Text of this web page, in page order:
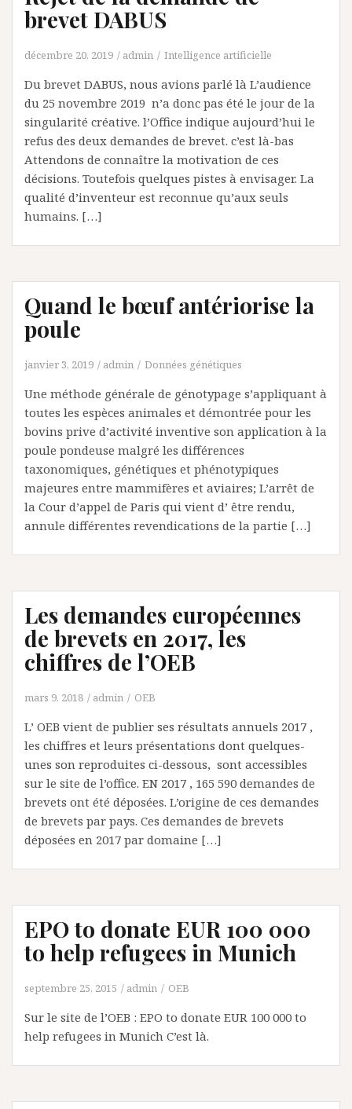
brevet DABUS
décembre 20, 2019 admin Intelligence artificielle
Du brevet DABUS, nous avions parlé là L’audience
du 25 novembre 2019 n’a donc pas été le jour de la
singularité créative. l’Office indique aujourd’hui le
refus des deux demandes de brevet. c’est là-bas
Attendons de connaître la motivation de ces
décisions. Toutefois quelques pistes à envisager. La
qualité d’inventeur est reconnue qu’aux seuls
humains. […]
Quand le bœuf antériorise la
poule
janvier 3, 2019 admin Données génétiques
Une méthode générale de génotypage s’appliquant à
toutes les espèces animales et démontrée pour les
bovins prive d’activité inventive son application à la
poule pondeuse malgré les différences
taxonomiques, génétiques et phénotypiques
majeures entre mammifères et aviaires; L’arrêt de
la Cour d’appel de Paris qui vient d’ être rendu,
annule différentes revendications de la partie […]
Les demandes européennes
de brevets en 2017, les
chiffres de l’OEB
mars 9, 2018 admin OEB
L’ OEB vient de publier ses résultats annuels 2017 ,
les chiffres et leurs présentations dont quelques-
unes son reproduites ci-dessous, sont accessibles
sur le site de l’office. EN 2017 , 165 590 demandes de
brevets ont été déposées. L’origine de ces demandes
de brevets par pays. Ces demandes de brevets
déposées en 2017 par domaine […]
EPO to donate EUR 100 000
to help refugees in Munich
septembre 25, 2015 admin OEB
Sur le site de l’OEB : EPO to donate EUR 100 000 to
help refugees in Munich C’est là.